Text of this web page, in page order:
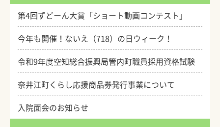
第4回ずどーん大賞「ショート動画コンテスト」
今年も開催！ないえ（718）の日ウィーク！
令和9年度空知総合振興局管内町職員採用資格試験
奈井江町くらし応援商品券発行事業について
入院面会のお知らせ